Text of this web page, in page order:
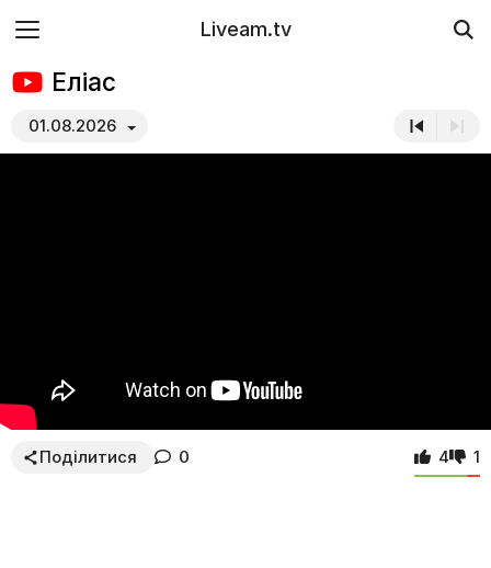
Liveam.tv
Еліас
01.08.2026
Поділитися 0 4 1